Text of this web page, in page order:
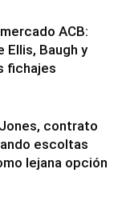
ACB:
Ellis, Baugh y
fichajes
contrato
escoltas
lejana opción